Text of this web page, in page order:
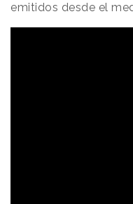
emitidos desde el